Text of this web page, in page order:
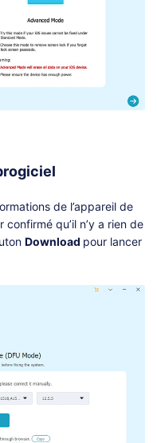
de l’appareil de
qu’il n’y a rien de
Download pour lancer